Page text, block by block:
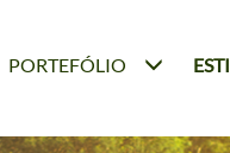
PORTEFÓLIO